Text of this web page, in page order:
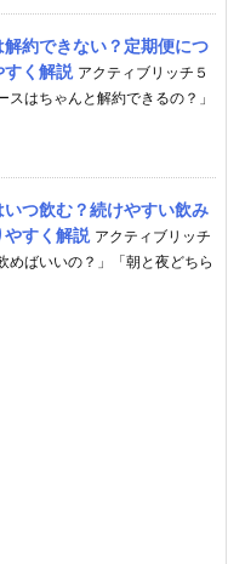
約できない？定期便につ
すく解説 アクティブリッチ５
はちゃんと解約できるの？」
つ飲む？続けやすい飲み
すく解説 アクティブリッチ
めばいいの？」「朝と夜どちら